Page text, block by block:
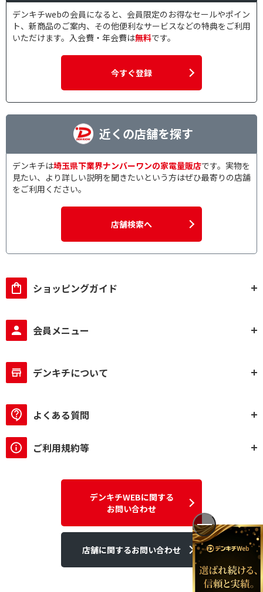
デンキチwebの会員になると、会員限定のお得なセールやポイン
ト、新商品のご案内、その他便利なサービスなどの特典をご利用
いただけます。入会費・年会費は無料です。
今すぐ登録
近くの店舗を探す
デンキチは埼玉県下業界ナンバーワンの家電量販店です。実物を
見たい、より詳しい説明を聞きたいという方はぜひ最寄りの店舗
をご利用ください。
店舗検索へ
ショッピングガイド
会員メニュー
デンキチについて
よくある質問
ご利用規約等
デンキチWEBに関する
お問い合わせ
店舗に関するお問い合わせ